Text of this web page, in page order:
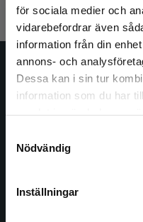
för sociala medier och
vidarebefordrar även
information från din
annons- och
Dessa kan i sin tur
information som du har
Nödvändig
Inställningar
Det verkar som att
studentlitteratur.se
Vi erbjuder inte
att kunna slutföra ett
Studentlitteratur
facklitteratur, utbildningar
informationstjänster i